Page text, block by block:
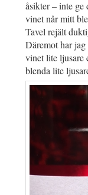
åsikter – inte ge
vinet når mitt
Tavel rejält
Däremot har
vinet lite ljusare
blenda lite